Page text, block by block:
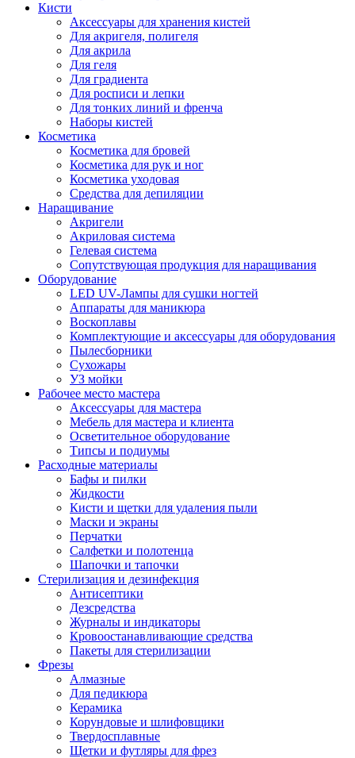
Кисти
Аксессуары для хранения кистей
Для акригеля, полигеля
Для акрила
Для геля
Для градиента
Для росписи и лепки
Для тонких линий и френча
Наборы кистей
Косметика
Косметика для бровей
Косметика для рук и ног
Косметика уходовая
Средства для депиляции
Наращивание
Акригели
Акриловая система
Гелевая система
Сопутствующая продукция для наращивания
Оборудование
LED UV-Лампы для сушки ногтей
Аппараты для маникюра
Воскоплавы
Комплектующие и аксессуары для оборудования
Пылесборники
Сухожары
УЗ мойки
Рабочее место мастера
Аксессуары для мастера
Мебель для мастера и клиента
Осветительное оборудование
Типсы и подиумы
Расходные материалы
Бафы и пилки
Жидкости
Кисти и щетки для удаления пыли
Маски и экраны
Перчатки
Салфетки и полотенца
Шапочки и тапочки
Стерилизация и дезинфекция
Антисептики
Дезсредства
Журналы и индикаторы
Кровоостанавливающие средства
Пакеты для стерилизации
Фрезы
Алмазные
Для педикюра
Керамика
Корундовые и шлифовщики
Твердосплавные
Щетки и футляры для фрез